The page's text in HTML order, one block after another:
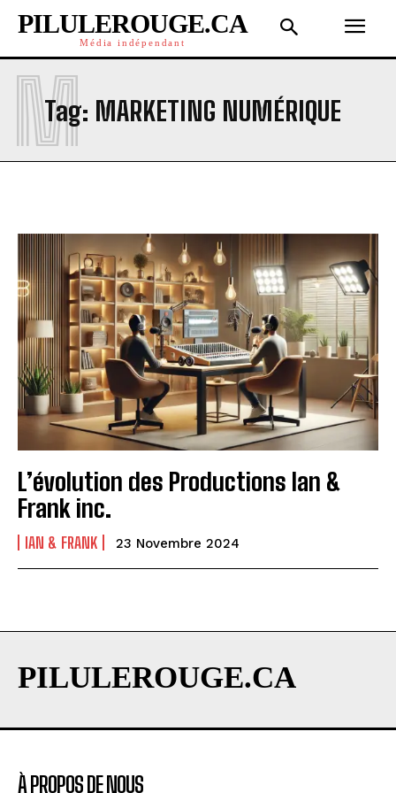
PILULEROUGE.CA
Média indépendant
Tag: MARKETING NUMÉRIQUE
M
L’évolution des Productions Ian &
Frank inc.
IAN & FRANK 23 Novembre 2024
PILULEROUGE.CA
À PROPOS DE NOUS